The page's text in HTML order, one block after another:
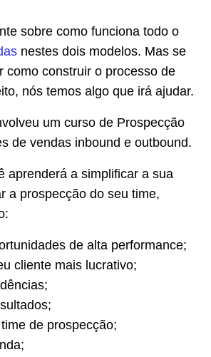
sobre como funciona todo o
nestes dois modelos. Mas se
como construir o processo de
nós temos algo que irá ajudar.
um curso de Prospecção
de vendas inbound e outbound.
aprenderá a simplificar a sua
a prospecção do seu time,
de alta performance;
cliente mais lucrativo;
de prospecção;